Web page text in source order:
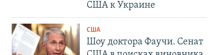
США к Украине
США
Шоу доктора Фаучи. Сенат